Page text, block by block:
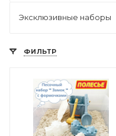
Эксклюзивные наборы
ФИЛЬТР